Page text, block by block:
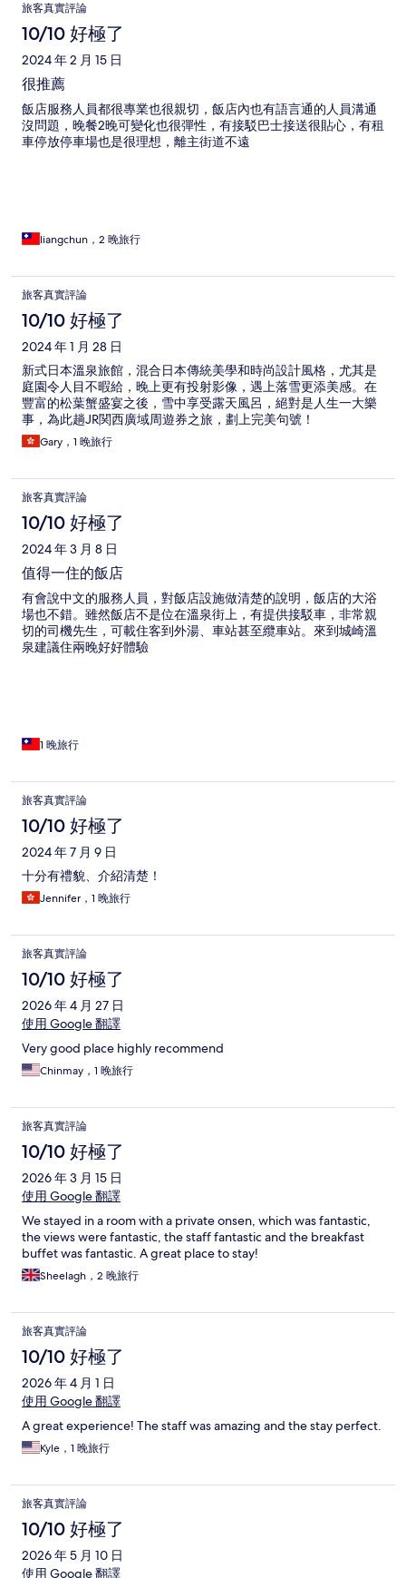
旅客真實評論
10/10 好極了
2024 年 2 月 15 日
很推薦
飯店服務人員都很專業也很親切，飯店內也有語言通的人員溝通
沒問題，晚餐2晚可變化也很彈性，有接駁巴士接送很貼心，有租
車停放停車場也是很理想，離主街道不遠
liangchun，2 晚旅行
旅客真實評論
10/10 好極了
2024 年 1 月 28 日
新式日本溫泉旅館，混合日本傳統美學和時尚設計風格，尤其是
庭園令人目不暇給，晚上更有投射影像，遇上落雪更添美感。在
豐富的松葉蟹盛宴之後，雪中享受露天風呂，絕對是人生一大樂
事，為此趟JR関西廣域周遊券之旅，劃上完美句號！
Gary，1 晚旅行
旅客真實評論
10/10 好極了
2024 年 3 月 8 日
值得一住的飯店
有會說中文的服務人員，對飯店設施做清楚的說明，飯店的大浴
場也不錯。雖然飯店不是位在溫泉街上，有提供接駁車，非常親
切的司機先生，可載住客到外湯、車站甚至纜車站。來到城崎溫
泉建議住兩晚好好體驗
1 晚旅行
旅客真實評論
10/10 好極了
2024 年 7 月 9 日
十分有禮貌、介紹清楚！
Jennifer，1 晚旅行
旅客真實評論
10/10 好極了
2026 年 4 月 27 日
使用 Google 翻譯
Very good place highly recommend
Chinmay，1 晚旅行
旅客真實評論
10/10 好極了
2026 年 3 月 15 日
使用 Google 翻譯
We stayed in a room with a private onsen, which was fantastic,
the views were fantastic, the staff fantastic and the breakfast
buffet was fantastic. A great place to stay!
Sheelagh，2 晚旅行
旅客真實評論
10/10 好極了
2026 年 4 月 1 日
使用 Google 翻譯
A great experience! The staff was amazing and the stay perfect.
Kyle，1 晚旅行
旅客真實評論
10/10 好極了
2026 年 5 月 10 日
使用 Google 翻譯